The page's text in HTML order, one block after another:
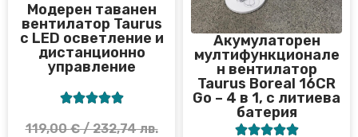
Модерен таванен
вентилатор Taurus
с LED осветление и
дистанционно
управление

119,00€/ 232,74 лв.
Акумулаторен
мултифункционале
н вентилатор
Taurus Boreal 16CR
Go – 4 в 1, с литиева
батерия
